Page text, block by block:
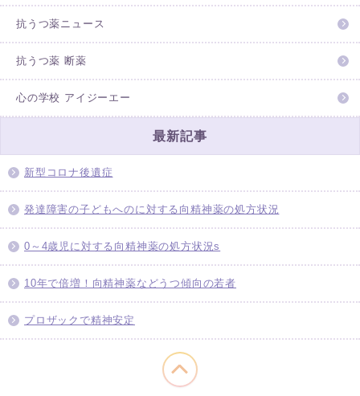
抗うつ薬ニュース
抗うつ薬 断薬
心の学校 アイジーエー
最新記事
新型コロナ後遺症
発達障害の子どもへのに対する向精神薬の処方状況
0～4歳児に対する向精神薬の処方状況s
10年で倍増！向精神薬などうつ傾向の若者
プロザックで精神安定